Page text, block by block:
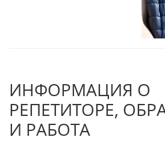
ИНФОРМАЦИЯ О
РЕПЕТИТОРЕ,
И РАБОТА